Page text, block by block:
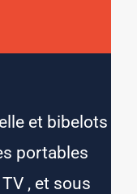
et bibelots
portables
, et sous